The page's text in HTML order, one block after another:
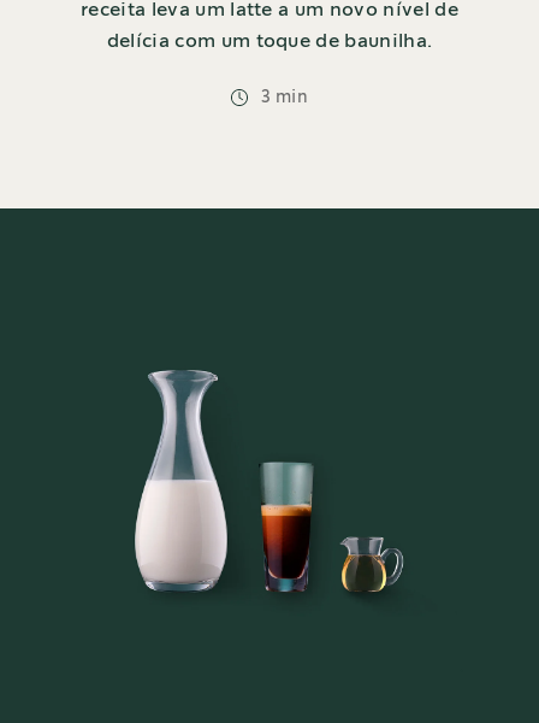
receita leva um latte a um novo nível de
delícia com um toque de baunilha.
3 min